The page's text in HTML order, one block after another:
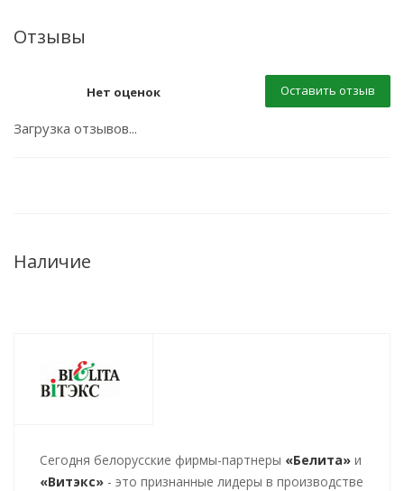
Отзывы
Нет оценок Оставить отзыв
Загрузка отзывов...
Наличие
Cегодня белорусские фирмы-партнеры «Белита» и
«Витэкс» - это признанные лидеры в производстве